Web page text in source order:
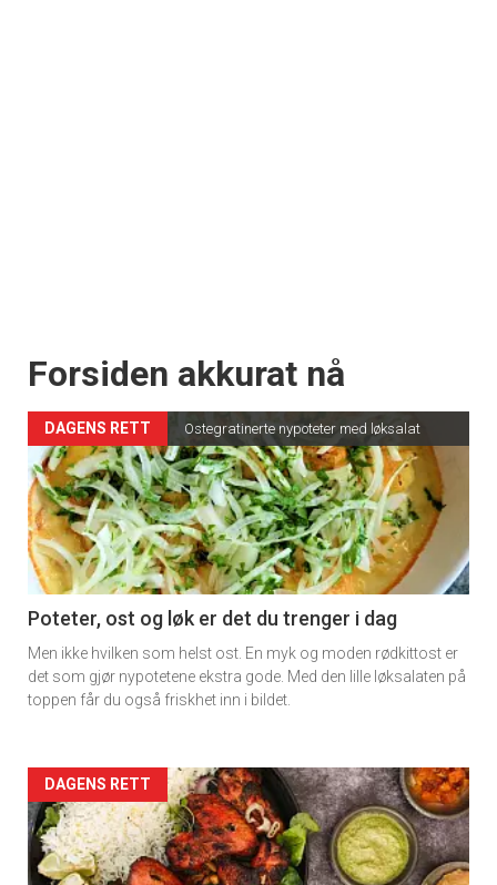
Forsiden akkurat nå
DAGENS RETT Ostegratinerte nypoteter med løksalat
Poteter, ost og løk er det du trenger i dag
Men ikke hvilken som helst ost. En myk og moden rødkittost er
det som gjør nypotetene ekstra gode. Med den lille løksalaten på
toppen får du også friskhet inn i bildet.
Forsiden
akkurat
DAGENS RETT